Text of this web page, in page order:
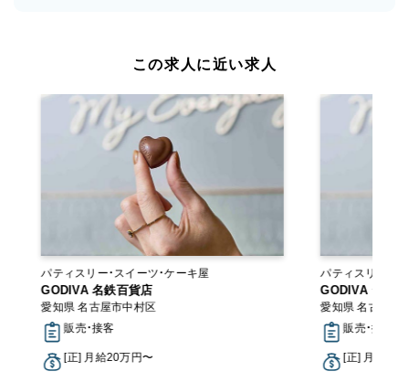
この求人に近い求人
パティスリー・スイーツ・ケーキ屋
GODIVA 名鉄百貨店
愛知県 名古屋市中村区
販売・接客
[正] 月給20万円〜
パティスリー・ス
GODIVA ジェ
愛知県 名古屋市
販売・接客
[正] 月給20